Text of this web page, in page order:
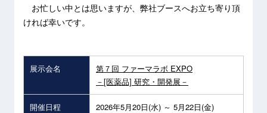
お忙しい中とは思いますが、弊社ブースへお立ち寄り頂
ければ幸いです。
展示会名
第７回 ファーマラボ EXPO
－[医薬品] 研究・開発展－
開催日程 2026年5月20日(水) ～ 5月22日(金)